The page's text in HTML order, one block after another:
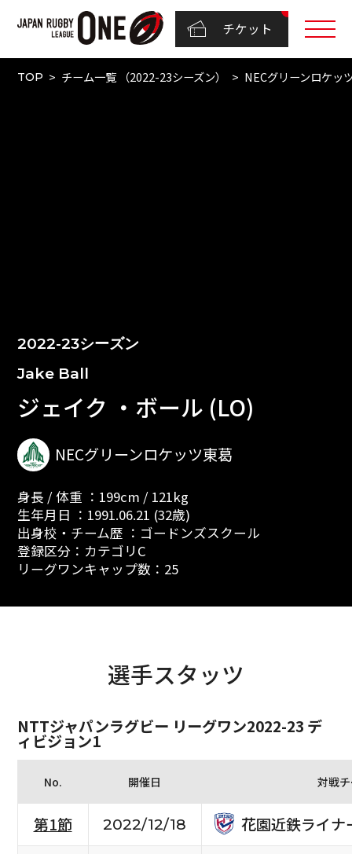
チケット
TOP チーム一覧 （2022-23シーズン） NECグリーンロケッ
2022-23シーズン
Jake Ball
ジェイク ・ボール (LO)
NECグリーンロケッツ東葛
身長 / 体重 ：199cm / 121kg
生年月日 ：1991.06.21 (32歳)
出身校・チーム歴 ：ゴードンズスクール
登録区分：カテゴリC
リーグワンキャップ数：25
選手スタッツ
NTTジャパンラグビー リーグワン2022-23 デ
ィビジョン1
No. 開催日 対戦
第1節 2022/12/18
花園近鉄ライナ